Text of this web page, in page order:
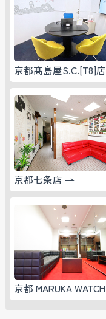
京都髙島屋S.C.[T8]店
京都七条店
京都 MARUKA WATCH